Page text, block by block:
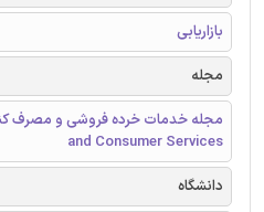
بازاریابی
مجله
and Consumer Services
دانشگاه